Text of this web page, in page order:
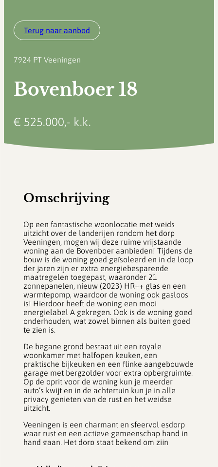
Terug naar aanbod
7924 PT Veeningen
Bovenboer 18
€ 525.000,- k.k.
Omschrijving
Op een fantastische woonlocatie met weids
uitzicht over de landerijen rondom het dorp
Veeningen, mogen wij deze ruime vrijstaande
woning aan de Bovenboer aanbieden! Tijdens de
bouw is de woning goed geïsoleerd en in de loop
der jaren zijn er extra energiebesparende
maatregelen toegepast, waaronder 21
zonnepanelen, nieuw (2023) HR++ glas en een
warmtepomp, waardoor de woning ook gasloos
is! Hierdoor heeft de woning een mooi
energielabel A gekregen. Ook is de woning goed
onderhouden, wat zowel binnen als buiten goed
te zien is.
De begane grond bestaat uit een royale
woonkamer met halfopen keuken, een
praktische bijkeuken en een flinke aangebouwde
garage met bergzolder voor extra opbergruimte.
Op de oprit voor de woning kun je meerder
auto’s kwijt en in de achtertuin kun je in alle
privacy genieten van de rust en het weidse
uitzicht.
Veeningen is een charmant en sfeervol esdorp
waar rust en een actieve gemeenschap hand in
hand gaan. Het dorp staat bekend om zijn